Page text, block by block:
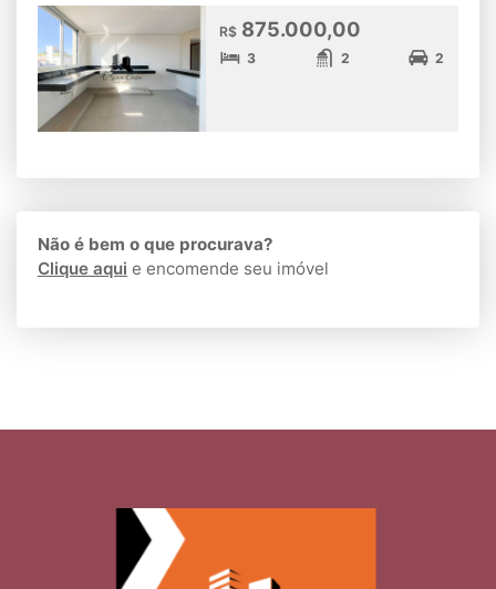
R$ 875.000,00
3 2 2
Não é bem o que procurava?
Clique aqui e encomende seu imóvel